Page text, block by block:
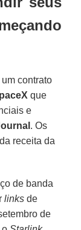
contrato
que
e
. Os
receita da
de banda
links de
de